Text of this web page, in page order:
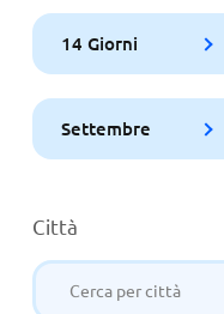
14 Giorni
Settembre
Città